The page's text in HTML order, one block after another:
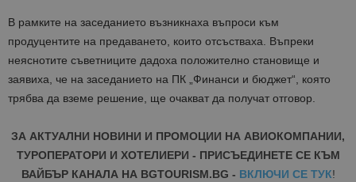
В рамките на заседанието възникнаха въпроси към
продуцентите на предаването, които отсъстваха. Въпреки
неяснотите съветниците дадоха положително становище и
заявиха, че на заседанието на ПК „Финанси и бюджет“, която
трябва да вземе решение, ще очакват да получат отговор.
ЗА АКТУАЛНИ НОВИНИ И ПРОМОЦИИ НА АВИОКОМПАНИИ,
ТУРОПЕРАТОРИ И ХОТЕЛИЕРИ - ПРИСЪЕДИНЕТЕ СЕ КЪМ
ВАЙБЪР КАНАЛА НА BGTOURISM.BG - ВКЛЮЧИ СЕ ТУК!